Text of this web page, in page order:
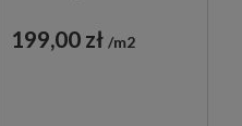
199,00 zł m2